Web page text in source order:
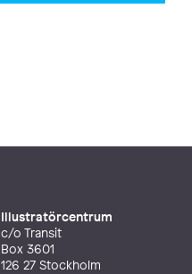
Illustratörcentrum
c/o Transit
Box 3601
126 27 Stockholm